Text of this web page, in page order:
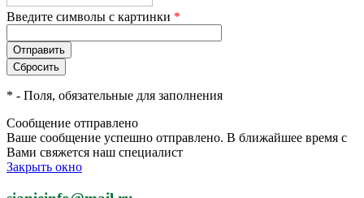
Введите символы с картинки *
* - Поля, обязательные для заполнения
Сообщение отправлено
Ваше сообщение успешно отправлено. В ближайшее время с
Вами свяжется наш специалист
Закрыть окно